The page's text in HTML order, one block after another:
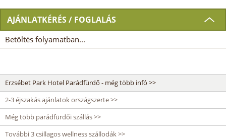
AJÁNLATKÉRÉS / FOGLALÁS
Betöltés folyamatban...
Erzsébet Park Hotel Parádfürdő - még több infó >>
2-3 éjszakás ajánlatok országszerte >>
Még több parádfürdői szállás >>
További 3 csillagos wellness szállodák >>